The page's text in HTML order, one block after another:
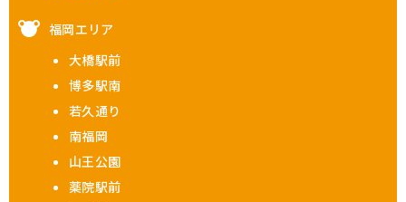
福岡エリア
大橋駅前
博多駅南
若久通り
南福岡
山王公園
薬院駅前